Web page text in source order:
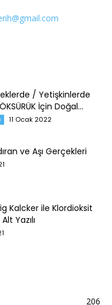
/ Yetişkinlerde
İçin Doğal...
11 Ocak 2022
ve Aşı Gerçekleri
Kalcker ile Klordioksit
Yazılı
206